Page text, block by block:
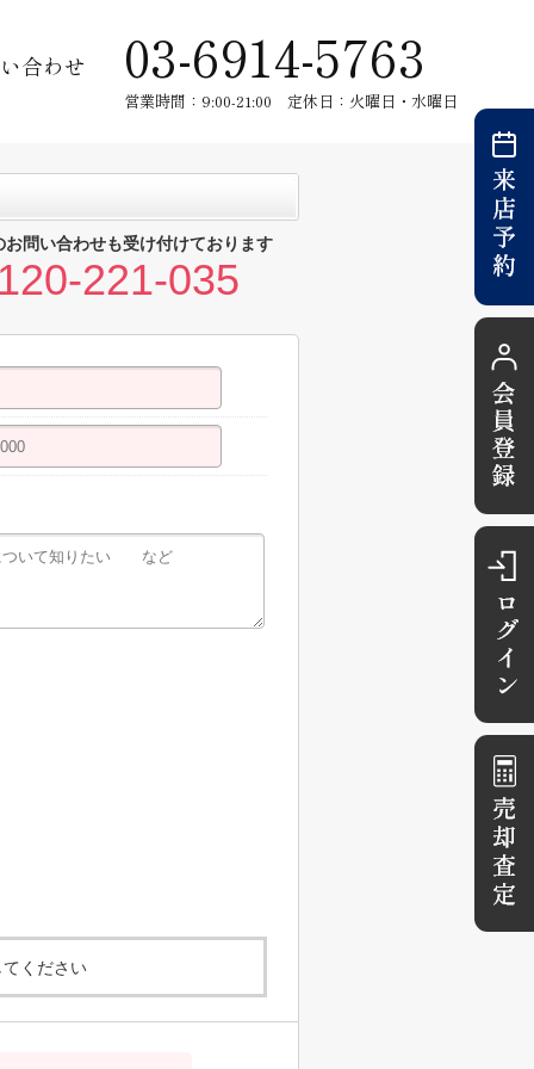
合わせ 03-6914-5763
営業時間：9:00-21:00 定休日：火曜日・水曜日
お問い合わせも受け付けております
221-035
ください